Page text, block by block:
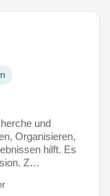
und
Organisieren,
hilft. Es
Z…